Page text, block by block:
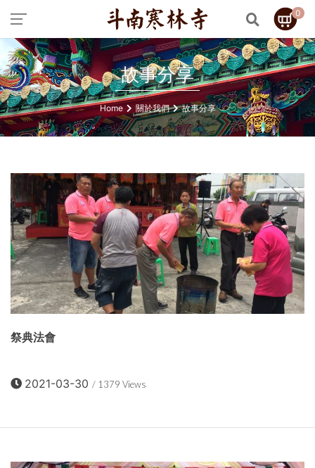
0
故事分享
Home 關於我們 故事分享
祭典法會
2021-03-30 / 1379 Views